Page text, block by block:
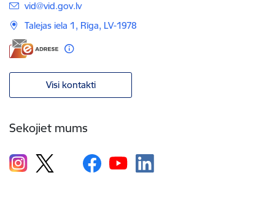
E-pasts:
vid@vid.gov.lv
Talejas iela 1, Rīga, LV-1978
Visi kontakti
Sekojiet mums